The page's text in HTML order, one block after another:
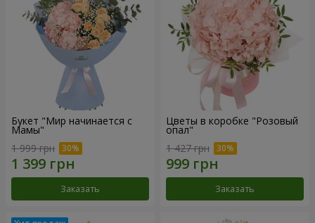
Букет "Мир начинается с
Мамы"
1 999 грн
Заказать
Цветы в коробке "Розовый
опал"
1 427 грн
Заказать